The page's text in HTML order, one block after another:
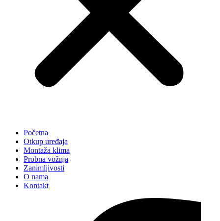
Početna
Otkup uređaja
Montaža klima
Probna vožnja
Zanimljivosti
O nama
Kontakt